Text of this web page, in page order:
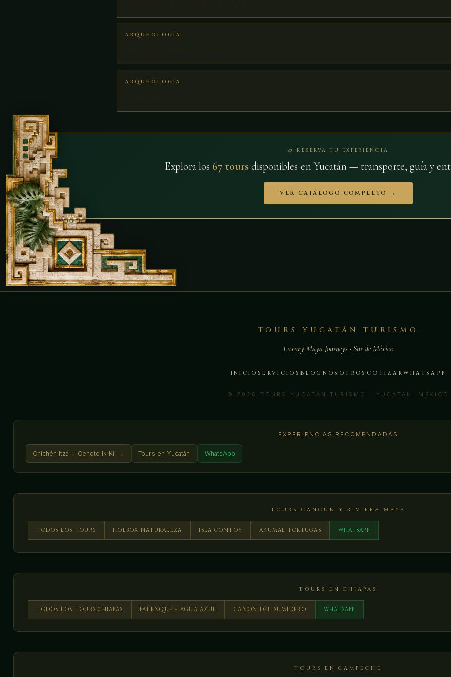
ARQUEOLOGÍA
ARQUEOLOGÍA
🌿 RESERVA TU EXPERIENCIA
Explora los 67 tours disponibles en Yucatán — transporte, guía y
VER CATÁLOGO COMPLETO →
TOURS YUCATÁN TURISMO
Luxury Maya Journeys · Sur de México
INICIO SERVICIOSBLOG NOSOTROS COTIZARWHATSAPP
© 2026 TOURS YUCATÁN TURISMO · YUCATÁN, MÉXICO
EXPERIENCIAS RECOMENDADAS
Chichén Itzá + Cenote Ik Kil → Tours en Yucatán WhatsApp
TOURS CANCÚN Y RIVIERA MAYA
TODOS LOS TOURS HOLBOX NATURALEZA ISLA CONTOY AKUMAL TORTUGAS WHATSAPP
TOURS EN CHIAPAS
TODOS LOS TOURS CHIAPAS PALENQUE + AGUA AZUL CAÑÓN DEL SUMIDERO WHATSAPP
TOURS EN CAMPECHE